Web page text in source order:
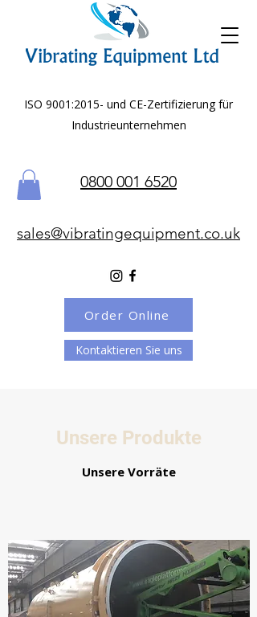
ISO 9001:2015- und CE-Zertifizierung für
Industrieunternehmen
0800 001 6520
sales@vibratingequipment.co.uk
Kontaktieren Sie uns
Order Online
Unsere Produkte
Unsere Vorräte